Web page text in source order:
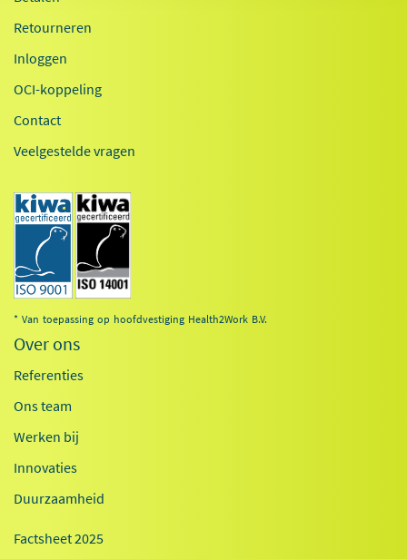
Retourneren
Inloggen
OCI-koppeling
Contact
Veelgestelde vragen
* Van toepassing op hoofdvestiging Health2Work B.V.
Over ons
Referenties
Ons team
Werken bij
Innovaties
Duurzaamheid
Factsheet 2025